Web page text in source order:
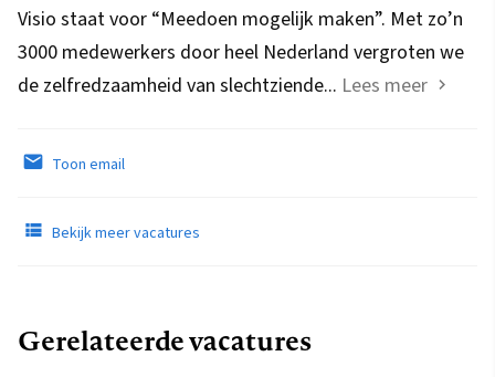
Visio staat voor “Meedoen mogelijk maken”. Met zo’n
3000 medewerkers door heel Nederland vergroten we
de zelfredzaamheid van slechtziende... Lees meer
Toon email
Bekijk meer vacatures
Gerelateerde vacatures